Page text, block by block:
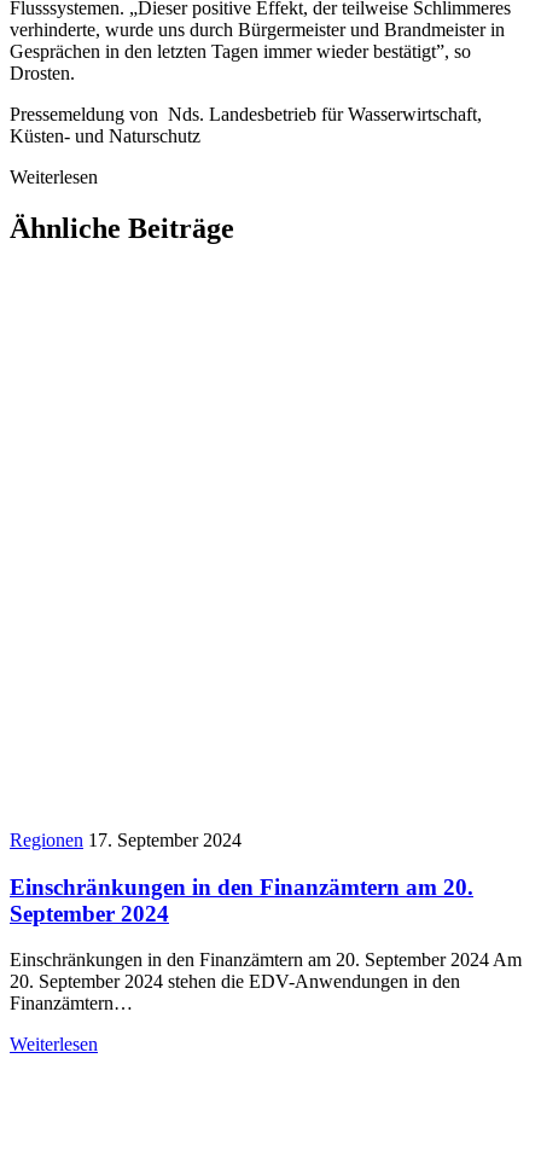
Flusssystemen. „Dieser positive Effekt, der teilweise Schlimmeres
verhinderte, wurde uns durch Bürgermeister und Brandmeister in
Gesprächen in den letzten Tagen immer wieder bestätigt”, so
Drosten.
Pressemeldung von Nds. Landesbetrieb für Wasserwirtschaft,
Küsten- und Naturschutz
Weiterlesen
Ähnliche Beiträge
Regionen 17. September 2024
Einschränkungen in den Finanzämtern am 20.
September 2024
Einschränkungen in den Finanzämtern am 20. September 2024 Am
20. September 2024 stehen die EDV-Anwendungen in den
Finanzämtern…
Weiterlesen